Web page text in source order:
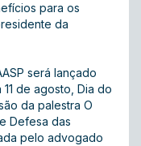
para os
da
será lançado
de agosto, Dia do
da palestra O
Defesa das
pelo advogado